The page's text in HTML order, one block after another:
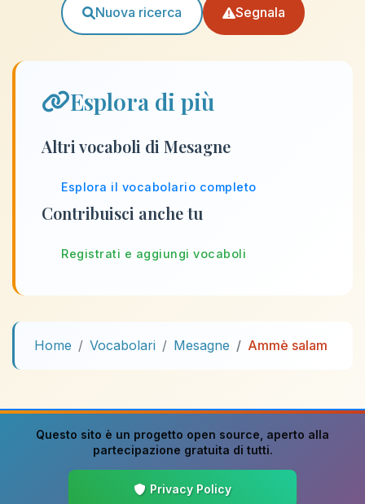
Nuova ricerca Segnala
Esplora di più
Altri vocaboli di Mesagne
Esplora il vocabolario completo
Contribuisci anche tu
Registrati e aggiungi vocaboli
Home Vocabolari Mesagne Ammè salam
Questo sito è un progetto open source , aperto alla
partecipazione gratuita di tutti.
Privacy Policy